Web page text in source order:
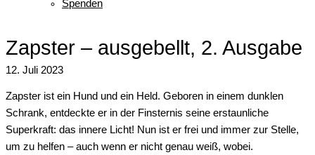
Spenden
Zapster – ausgebellt, 2. Ausgabe
12. Juli 2023
Zapster ist ein Hund und ein Held. Geboren in einem dunklen
Schrank, entdeckte er in der Finsternis seine erstaunliche
Superkraft: das innere Licht! Nun ist er frei und immer zur Stelle,
um zu helfen – auch wenn er nicht genau weiß, wobei.